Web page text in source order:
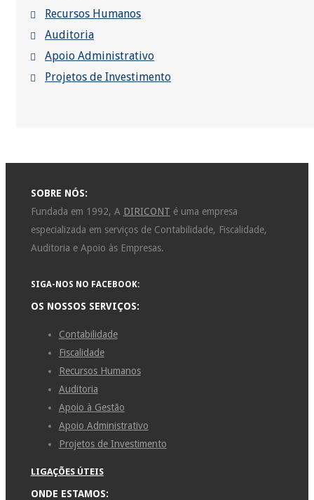
Recursos Humanos
Auditoria
Apoio Administrativo
Projetos de Investimento
SOBRE NÓS:
Fundada em 1992, A DIRICONT é uma empresa
especializada em serviços de Contabilidade, Fiscalidade,
Auditoria e Apoio às Empresas.
SIGA-NOS NO FACEBOOK:
OS NOSSOS SERVIÇOS:
Contabilidade
Fiscalidade
Recursos Humanos
Auditoria
Apoio à Gestão
Apoio Administrativo
Projetos de Investimento
LIGAÇÕES ÚTEIS
ONDE ESTAMOS: